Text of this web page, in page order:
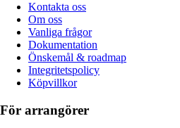
Kontakta oss
Om oss
Vanliga frågor
Dokumentation
Önskemål & roadmap
Integritetspolicy
Köpvillkor
För arrangörer